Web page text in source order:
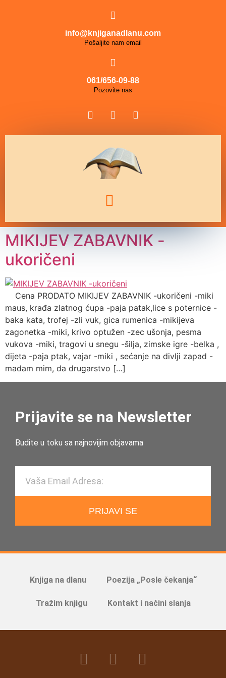
info@knjiganadlanu.com
Pošaljite nam email
061/656-09-88
Pozovite nas
MIKIJEV ZABAVNIK -
ukoričeni
Cena PRODATO MIKIJEV ZABAVNIK -ukoričeni -miki
maus, krađa zlatnog ćupa -paja patak,lice s poternice -
baka kata, trofej -zli vuk, gica rumenica -mikijeva
zagonetka -miki, krivo optužen -zec ušonja, pesma
vukova -miki, tragovi u snegu -šilja, zimske igre -belka ,
dijeta -paja ptak, vajar -miki , sećanje na divlji zapad -
madam mim, da drugarstvo […]
Prijavite se na Newsletter
Budite u toku sa najnovijim objavama
PRIJAVI SE
Knjiga na dlanu Poezija „Posle čekanja“
Tražim knjigu Kontakt i načini slanja